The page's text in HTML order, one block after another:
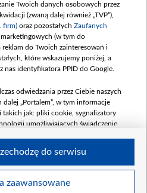
000,00 PLN
GRUDZIEŃ 2025
mln)
000 000,00 PLN
LUTY 2026 (wpłata
maja 180 mln, 8
000 000,00 PLN
Twoich danych osobowych przez
(zwaną dalej również „TVP”),
firm) oraz pozostałych Zaufanych
marketingowych (w tym do
do Twoich zainteresowań i
które wskazujemy poniżej, a
nas identyfikatora PPID do Google.
odwiedzania przez Ciebie naszych
dalej „Portalem”, w tym informacje
jak: pliki cookie, sygnalizatory
umożliwiających świadczenie
odwiedzania przez Ciebie
zaawansowane
do serwisu